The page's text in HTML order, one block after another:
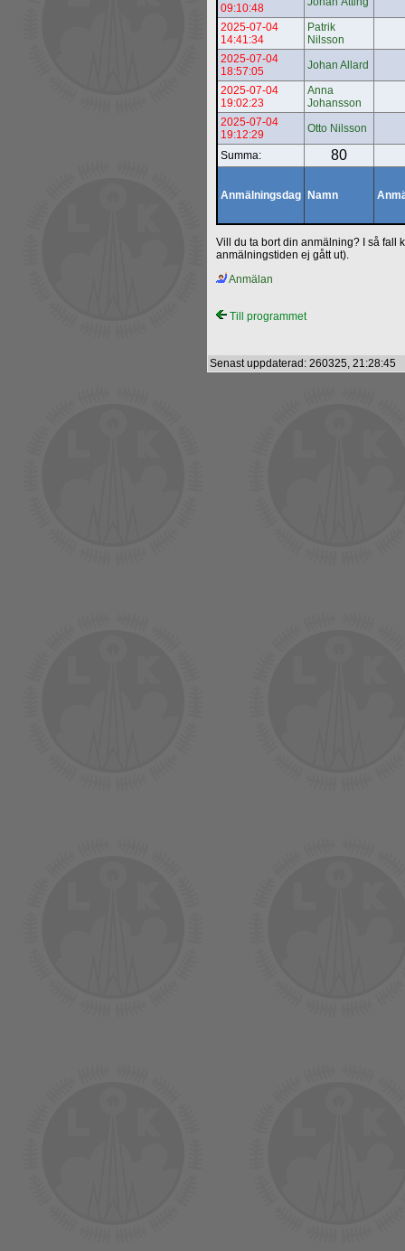
09:10:48
2025-07-04
14:41:34
Patrik
Nilsson
2025-07-04
18:57:05
Johan Allard
2025-07-04
19:02:23
Anna
Johansson
2025-07-04
19:12:29
Otto Nilsson
Summa: 80
Anmälningsdag Namn
Vill du ta bort din anmälning? I så fall
anmälningstiden ej gått ut).
Anmälan
Till programmet
Senast uppdaterad: 260325, 21:28:45